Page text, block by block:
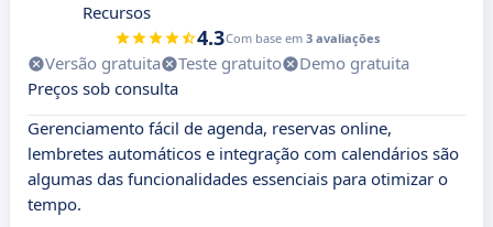
Recursos
4.3Com base em 3 avaliações
Versão gratuita Teste gratuito
Demo gratuita
Preços sob consulta
Gerenciamento fácil de agenda, reservas online,
lembretes automáticos e integração com calendários são
algumas das funcionalidades essenciais para otimizar o
tempo.